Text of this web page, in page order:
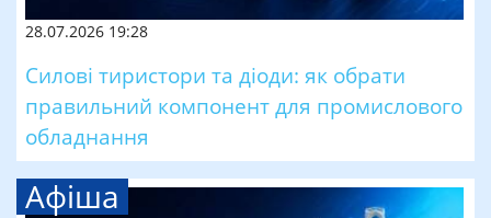
28.07.2026 19:28
Силові тиристори та діоди: як обрати
правильний компонент для промислового
обладнання
Афіша